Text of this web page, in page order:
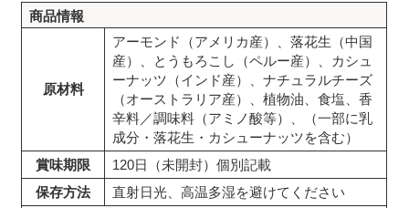
商品情報
原材料
アーモンド（アメリカ産）、落花生（中国
産）、とうもろこし（ペルー産）、カシュ
ーナッツ（インド産）、ナチュラルチーズ
（オーストラリア産）、植物油、食塩、香
辛料／調味料（アミノ酸等）、（一部に乳
成分・落花生・カシューナッツを含む）
賞味期限
120日（未開封）個別記載
保存方法
直射日光、高温多湿を避けてください